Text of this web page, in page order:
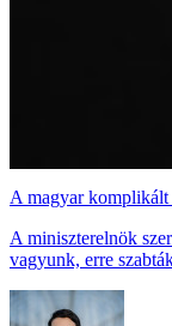
A magyar
A miniszterelnök
vagyunk, erre